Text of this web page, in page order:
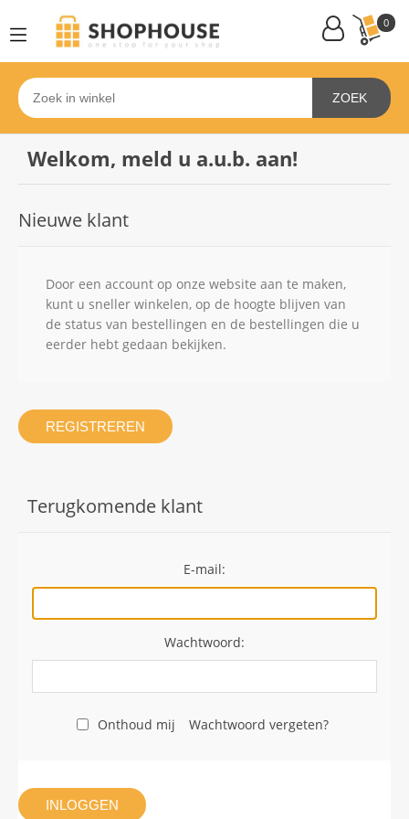
0
ZOEK
Welkom, meld u a.u.b. aan!
Nieuwe klant
Door een account op onze website aan te maken,
kunt u sneller winkelen, op de hoogte blijven van
de status van bestellingen en de bestellingen die u
eerder hebt gedaan bekijken.
REGISTREREN
Terugkomende klant
E-mail:
Wachtwoord:
Onthoud mij Wachtwoord vergeten?
INLOGGEN